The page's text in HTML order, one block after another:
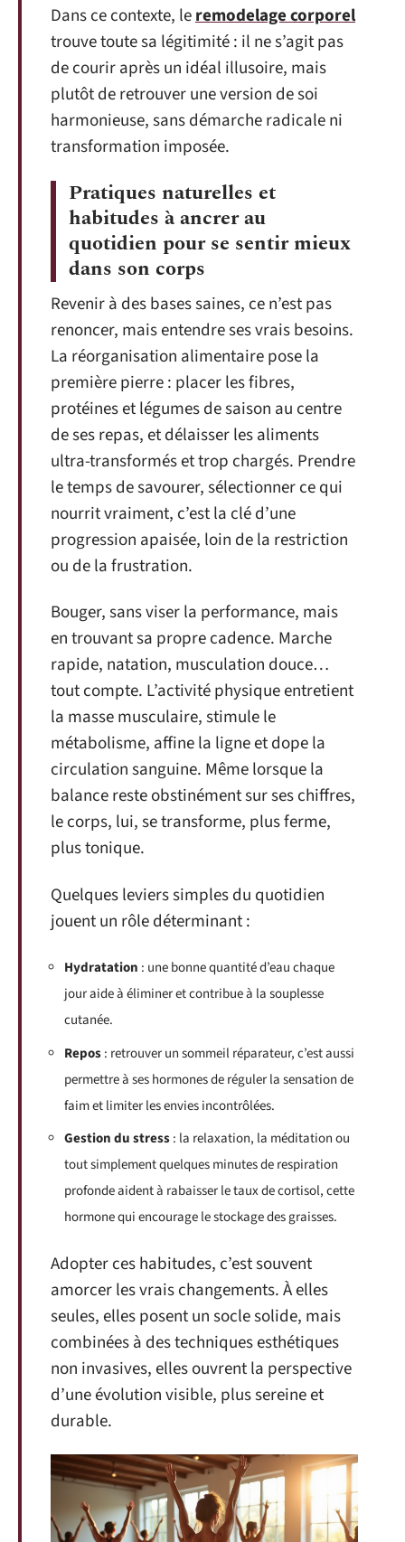
Dans ce contexte, leremodelage corporel
trouve toute sa légitimité : il ne s’agit pas
de courir après un idéal illusoire, mais
plutôt de retrouver une version de soi
harmonieuse, sans démarche radicale ni
transformation imposée.
Pratiques naturelles et
habitudes à ancrer au
quotidien pour se sentir mieux
dans son corps
Revenir à des bases saines, ce n’est pas
renoncer, mais entendre ses vrais besoins.
La réorganisation alimentaire pose la
première pierre : placer les fibres,
protéines et légumes de saison au centre
de ses repas, et délaisser les aliments
ultra-transformés et trop chargés. Prendre
le temps de savourer, sélectionner ce qui
nourrit vraiment, c’est la clé d’une
progression apaisée, loin de la restriction
ou de la frustration.
Bouger, sans viser la performance, mais
en trouvant sa propre cadence. Marche
rapide, natation, musculation douce…
tout compte. L’activité physique entretient
la masse musculaire, stimule le
métabolisme, affine la ligne et dope la
circulation sanguine. Même lorsque la
balance reste obstinément sur ses chiffres,
le corps, lui, se transforme, plus ferme,
plus tonique.
Quelques leviers simples du quotidien
jouent un rôle déterminant :
Hydratation : une bonne quantité d’eau chaque
jour aide à éliminer et contribue à la souplesse
cutanée.
Repos: retrouver un sommeil réparateur, c’est aussi
permettre à ses hormones de réguler la sensation de
faim et limiter les envies incontrôlées.
Gestion du stress: la relaxation, la méditation ou
tout simplement quelques minutes de respiration
profonde aident à rabaisser le taux de cortisol, cette
hormone qui encourage le stockage des graisses.
Adopter ces habitudes, c’est souvent
amorcer les vrais changements. À elles
seules, elles posent un socle solide, mais
combinées à des techniques esthétiques
non invasives, elles ouvrent la perspective
d’une évolution visible, plus sereine et
durable.